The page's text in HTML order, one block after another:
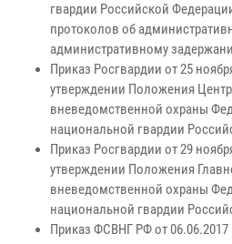
гвардии Российской
протоколов об
административному
Приказ Росгвардии от 25
утверждении Положения
вневедомственной охраны
национальной гвардии
Приказ Росгвардии от 29
утверждении Положения
вневедомственной охраны
национальной гвардии
Приказ ФСВНГ РФ от